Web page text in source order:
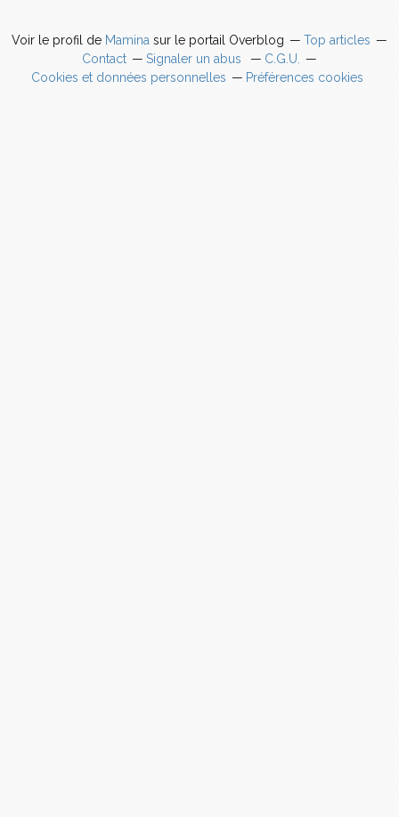
Voir le profil de Mamina sur le portail Overblog
Top articles
Contact
Signaler un abus
C.G.U.
Cookies et données personnelles
Préférences cookies